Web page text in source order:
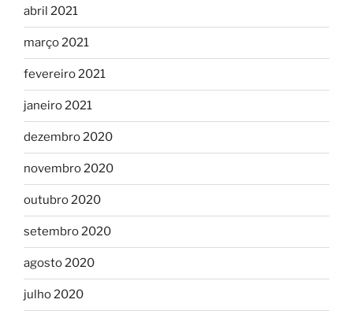
abril 2021
março 2021
fevereiro 2021
janeiro 2021
dezembro 2020
novembro 2020
outubro 2020
setembro 2020
agosto 2020
julho 2020